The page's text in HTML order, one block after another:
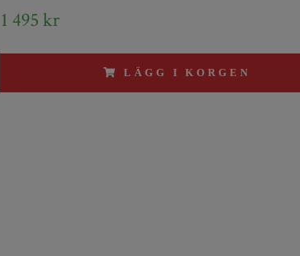
1 495 kr
LÄGG I KORGEN